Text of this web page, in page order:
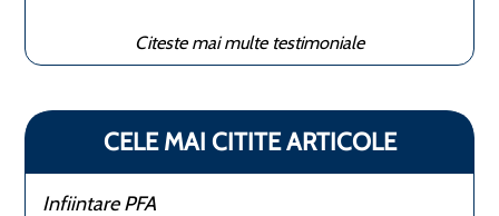
Citeste mai multe testimoniale
CELE MAI CITITE ARTICOLE
Infiintare PFA